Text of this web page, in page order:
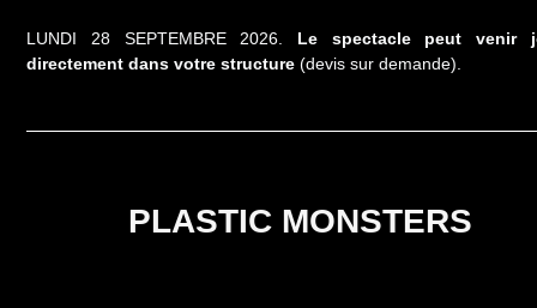
LUNDI 28 SEPTEMBRE 2026. Le spectacle peut venir
directement dans votre structure (devis sur demande).
PLASTIC MONSTERS